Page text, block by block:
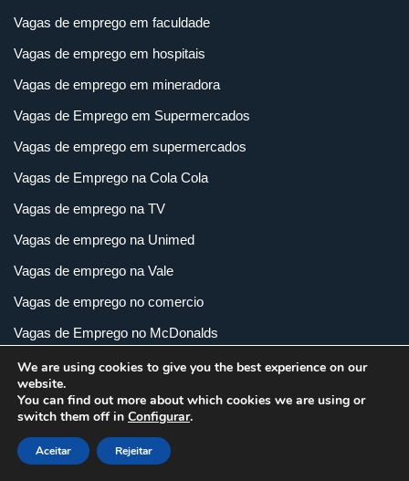
Vagas de emprego em faculdade
Vagas de emprego em hospitais
Vagas de emprego em mineradora
Vagas de Emprego em Supermercados
Vagas de emprego em supermercados
Vagas de Emprego na Cola Cola
Vagas de emprego na TV
Vagas de emprego na Unimed
Vagas de emprego na Vale
Vagas de emprego no comercio
Vagas de Emprego no McDonalds
Vagas de emprego no shopping
Vagas de emprego no transportes e logística
Vagas de emprego supermercados
Vagas de emprego Vix Rh
We are using cookies to give you the best experience on our
website.
You can find out more about which cookies we are using or
switch them off in Configurar.
Aceitar Rejeitar